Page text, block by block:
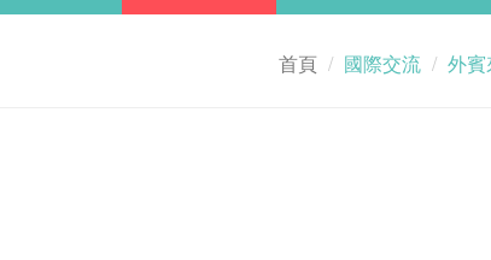
首頁 國際交流 外